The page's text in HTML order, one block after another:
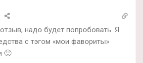
надо будет попробовать. Я
с тэгом «мои фавориты»
🙂